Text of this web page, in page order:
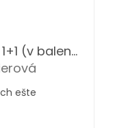
5 hviezdičiek.
WELLTEN PLUS 22cm 1+1 (v balení 2 ks)
5 hviezdičiek.
ešte